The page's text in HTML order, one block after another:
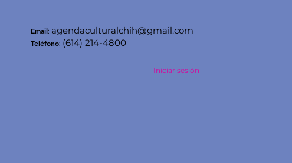
Iniciar sesión
Email: agendaculturalchih@gmail.com
Teléfono: (614) 214-4800